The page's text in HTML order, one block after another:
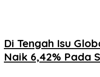
Di Tengah Isu
Naik 6,42% Pada